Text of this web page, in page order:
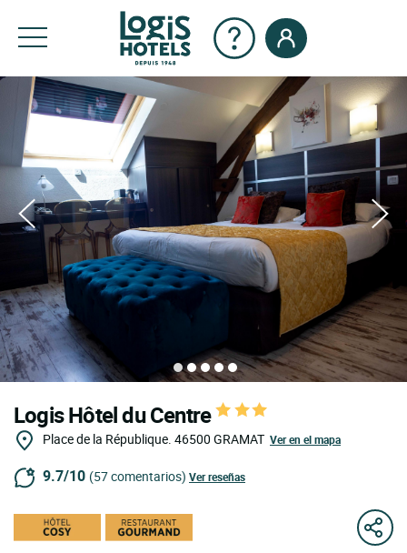
Logis Hôtel du Centre
Place de la République. 46500 GRAMAT Ver en el mapa
9.7/10 (57 comentarios) Ver reseñas